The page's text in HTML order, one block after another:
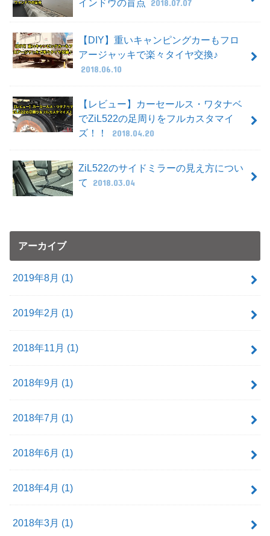
インドウの盲点 2018.07.07
【DIY】重いキャンピングカーもフロ
アージャッキで楽々タイヤ交換♪
2018.06.10
【レビュー】カーセールス・ワタナベ
でZiL522の足周りをフルカスタマイ
ズ！！
2018.04.20
ZiL522のサイドミラーの見え方につい
て
2018.03.04
アーカイブ
2019年8月 (1)
2019年2月 (1)
2018年11月 (1)
2018年9月 (1)
2018年7月 (1)
2018年6月 (1)
2018年4月 (1)
2018年3月 (1)